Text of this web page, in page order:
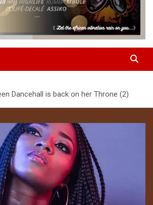
Dancehall is back on her Throne (2)